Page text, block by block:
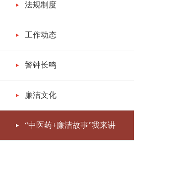
法规制度
工作动态
警钟长鸣
廉洁文化
“中医药+廉洁故事”我来讲